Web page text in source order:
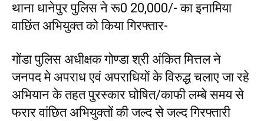
थाना धानेपुर पुलिस ने रू0 20,000/- का इनामिया
वाछिंत अभियुक्त को किया गिरफ्तार-
गोंडा पुलिस अधीक्षक गोण्डा श्री अंकित मित्तल ने
जनपद मे अपराध एवं अपराधियों के विरुद्ध चलाए जा रहे
अभियान के तहत पुरस्कार घोषित/काफी लम्बे समय से
फरार वांछित अभियुक्तों की जल्द से जल्द गिरफ्तारी